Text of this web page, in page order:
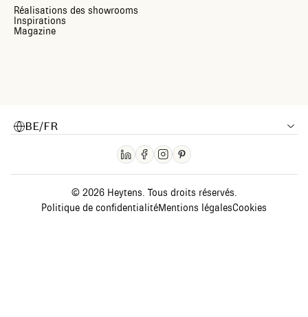
Réalisations des showrooms
Inspirations
Magazine
BE/FR
© 2026 Heytens. Tous droits réservés.
Politique de confidentialitéMentions légalesCookies